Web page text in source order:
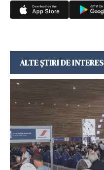
ALTE ȘTIRI DE INTERES